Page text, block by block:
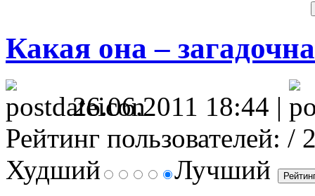
Какая она –
26.06.2011 18:44 |
Рейтинг пользователей: /
Худший
Лучший